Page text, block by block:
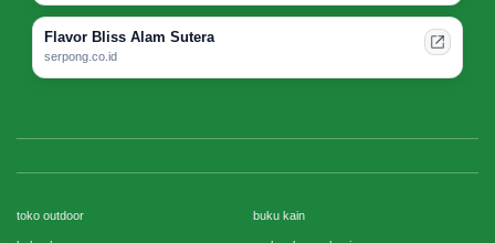
Flavor Bliss Alam Sutera
serpong.co.id
toko outdoor buku kain